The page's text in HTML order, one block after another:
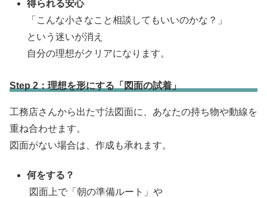
得られる安心
「こんな小さなこと相談してもいいのかな？」
という迷いが消え
自分の理想がクリアになります。
Step 2：理想を形にする「図面の試着」
工務店さんから出た寸法図面に、あなたの持ち物や動線を
重ね合わせます。
図面がない場合は、作成も承れます。
何をする？
図面上で「朝の準備ルート」や